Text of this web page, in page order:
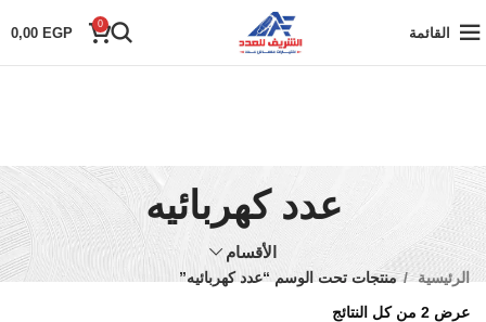
القائمة
0
0,00 EGP
عدد كهربائيه
الأقسام
الرئيسية
منتجات تحت الوسم “عدد كهربائيه”
عرض ⁦2⁩ من كل النتائج